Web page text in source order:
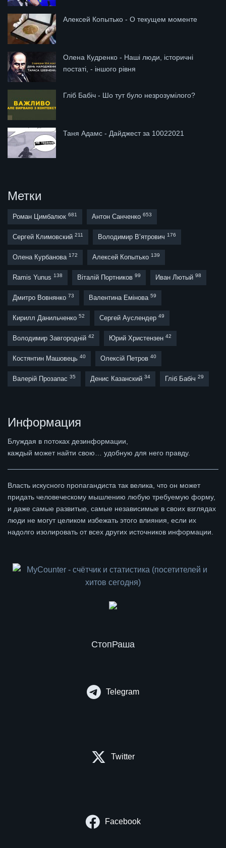
Алексей Копытько - О текущем моменте
Олена Кудренко - Наші люди, історичні
постаті, - іншого рівня
Гліб Бабіч - Шо тут було незрозумілого?
Таня Адамс - Дайджест за 10022021
Метки
Роман Цимбалюк 681 Антон Санченко 653
Сергей Климовский 211 Володимир В’ятрович 176
Олена Курбанова 172 Алексей Копытько 139
Ramis Yunus 138 Віталій Портников 99 Иван Лютый 98
Дмитро Вовнянко 73 Валентина Емінова 59
Кирилл Данильченко 52 Сергей Ауслендер 49
Володимир Завгородній 42 Юрий Христензен 42
Костянтин Машовець 40 Олексій Петров 40
Валерій Прозапас 35 Денис Казанский 34 Гліб Бабіч 29
Информация
Блуждая в потоках дезинформации,
каждый может найти свою… удобную для него правду.
Власть искусного пропагандиста так велика, что он может
придать человеческому мышлению любую требуемую форму,
и даже самые развитые, самые независимые в своих взглядах
люди не могут целиком избежать этого влияния, если их
надолго изолировать от всех других источников информации.
СтопРаша
Telegram
Twitter
Facebook